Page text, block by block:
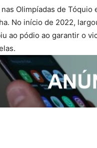
Olimpíadas de
No início de 2022,
ao pódio ao garantir o